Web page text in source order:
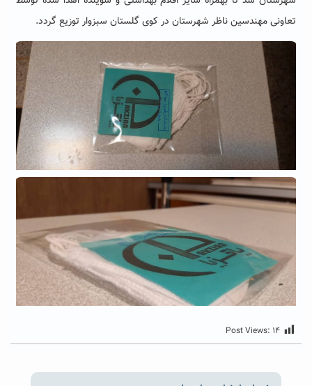
تعاونی مهندسین ناظر شهرستان در کوی گلستان سبزوار توزیع گردد.
Post Views: ۱۴